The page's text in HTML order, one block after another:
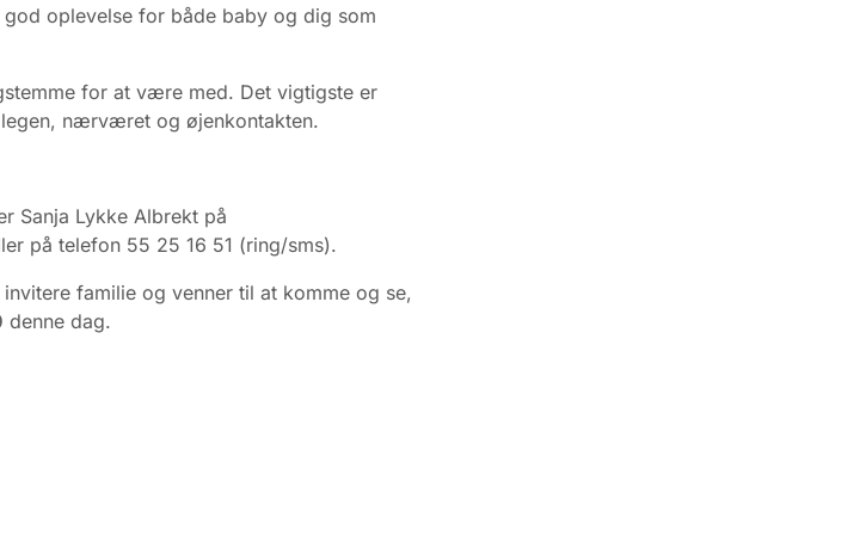
oplevelse for både baby og dig som
for at være med. Det vigtigste er
nærværet og øjenkontakten.
Sanja Lykke Albrekt på
på telefon 55 25 16 51 (ring/sms).
familie og venner til at komme og se,
denne dag.